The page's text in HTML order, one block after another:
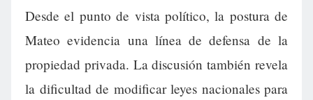
Desde el punto de vista político, la postura de
Mateo evidencia una línea de defensa de la
propiedad privada. La discusión también revela
la dificultad de modificar leyes nacionales para